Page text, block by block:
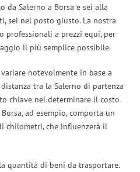
da Salerno a Borsa e sei alla
sei nel posto giusto. La nostra
professionali a prezzi equi, per
il più semplice possibile.
notevolmente in base a
tra la Salerno di partenza
chiave nel determinare il costo
ad esempio, comporta un
chilometri, che influenzerà il
quantità di beni da trasportare.